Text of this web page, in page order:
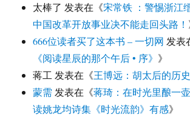
太棒了 发表在《宋常铁 ：警惕浙江
中国改革开放事业决不能走回头路！
666位读者买了这本书 – 一切网 发表
《阅读星辰的那个午后 • 序》 》
蒋工 发表在《王博远：胡太后的历
蒙需 发表在《蒋琦：在时光里酿一
读姚龙均诗集《时光流韵》有感》